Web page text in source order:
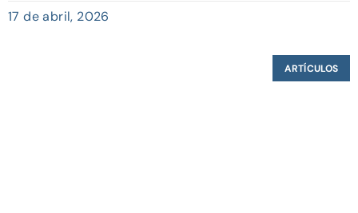
17 de abril, 2026
ARTÍCULOS